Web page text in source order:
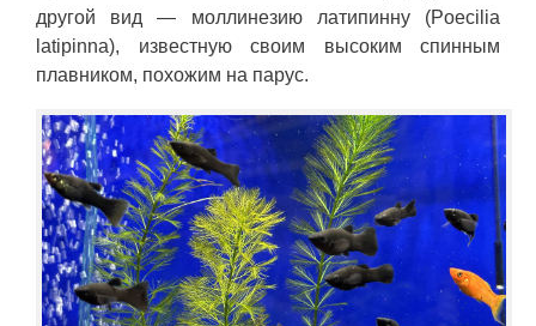
другой вид — моллинезию латипинну (Poecilia
latipinna), известную своим высоким спинным
плавником, похожим на парус.